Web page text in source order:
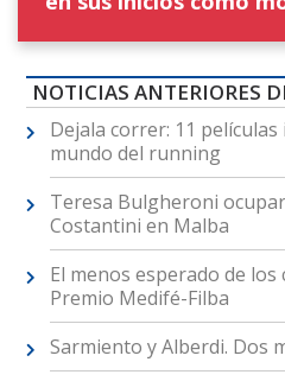
NOTICIAS ANTERIORES
Dejala correr: 11
mundo del running
Teresa Bulgheroni
Costantini en Malba
El menos esperado de
Premio Medifé-Filba
Sarmiento y Alberdi. Dos